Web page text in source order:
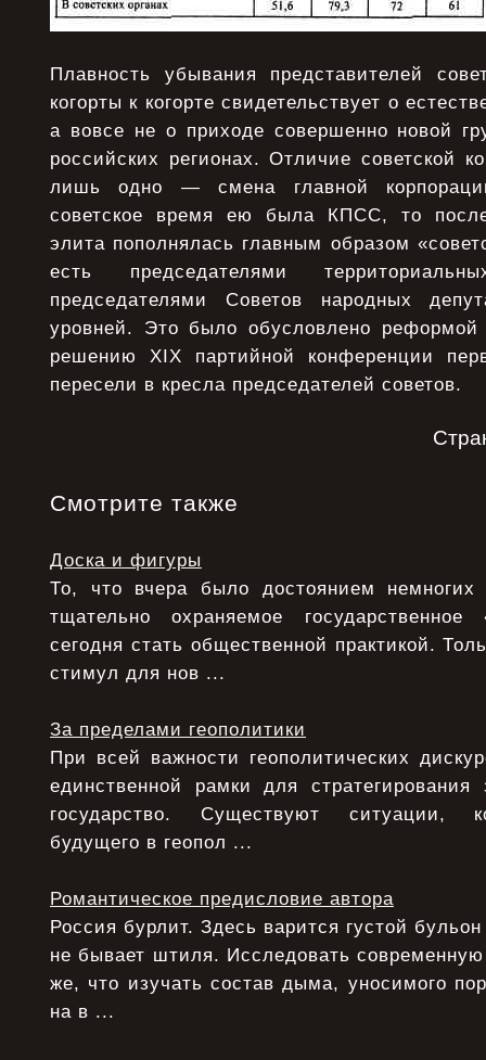
Плавность убывания представителей
когорты к когорте свидетельствует о
а вовсе не о приходе совершенно новой
российских регионах. Отличие советской
лишь одно — смена главной
советское время ею была КПСС, то
элита пополнялась главным образом
есть председателями
председателями Советов народных
уровней. Это было обусловлено реформой
решению XIX партийной конференции
пересели в кресла председателей советов.
Смотрите также
Доска и фигуры
То, что вчера было достоянием немногих
тщательно охраняемое
сегодня стать общественной практикой.
стимул для нов ...
За пределами геополитики
При всей важности геополитических
единственной рамки для
государство. Существуют ситуации,
будущего в геопол ...
Романтическое предисловие автора
Россия бурлит. Здесь варится густой
не бывает штиля. Исследовать
же, что изучать состав дыма, уносимого
на в ...